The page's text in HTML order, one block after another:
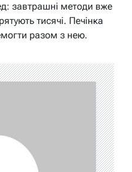
завтрашні методи вже
тисячі. Печінка
разом з нею.